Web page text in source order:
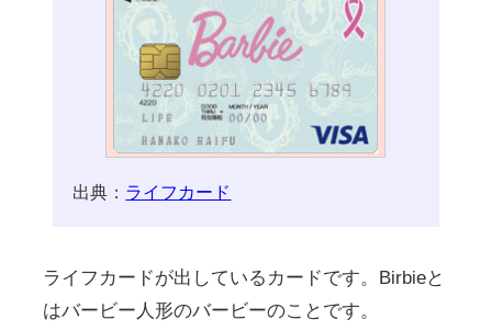
出典： ライフカード
ライフカードが出しているカードです。Birbieと
はバービー人形のバービーのことです。